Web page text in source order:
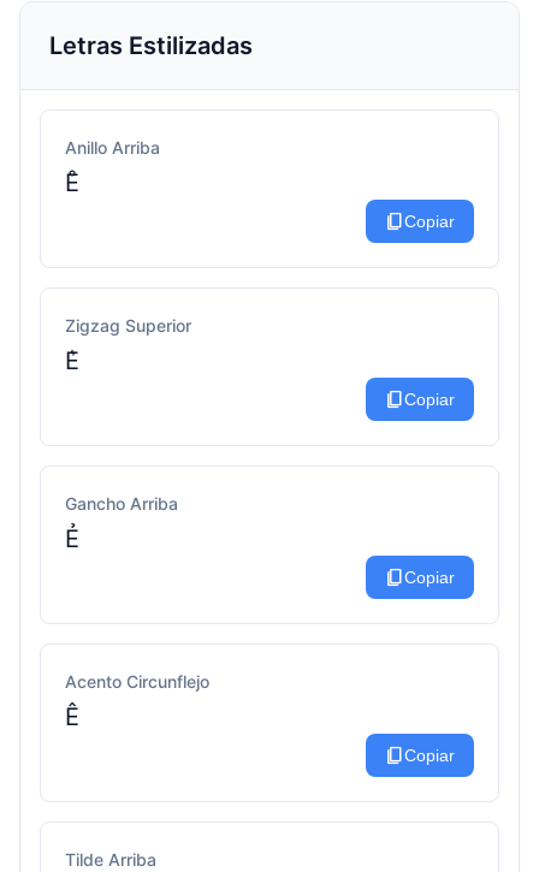
Letras Estilizadas
Anillo Arriba
E̊
content_copyCopiar
Zigzag Superior
E͛
content_copyCopiar
Gancho Arriba
Ẻ
content_copyCopiar
Acento Circunflejo
Ê
content_copyCopiar
Tilde Arriba